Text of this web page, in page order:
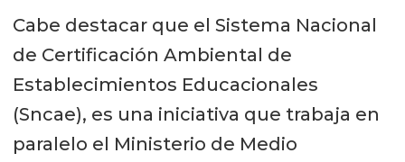
Cabe destacar que el Sistema Nacional
de Certificación Ambiental de
Establecimientos Educacionales
(Sncae), es una iniciativa que trabaja en
paralelo el Ministerio de Medio